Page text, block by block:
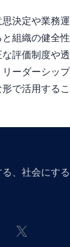
決定や業務
組織の健全
評価制度や
ーダーシッ
で活用するこ
る、社会にGiveする